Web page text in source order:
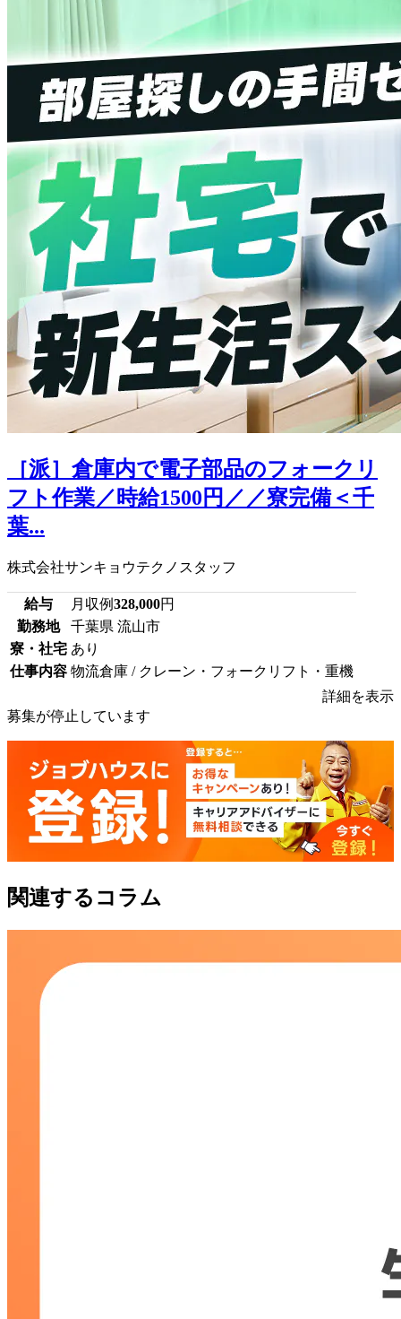
［派］倉庫内で電子部品のフォークリ
フト作業／時給1500円／／寮完備＜千
葉...
株式会社サンキョウテクノスタッフ
給与 月収例328,000円
勤務地
千葉県 流山市
寮・社宅 あり
仕事内容 物流倉庫 / クレーン・フォークリフト・重機
詳細を表示
募集が停止しています
関連するコラム